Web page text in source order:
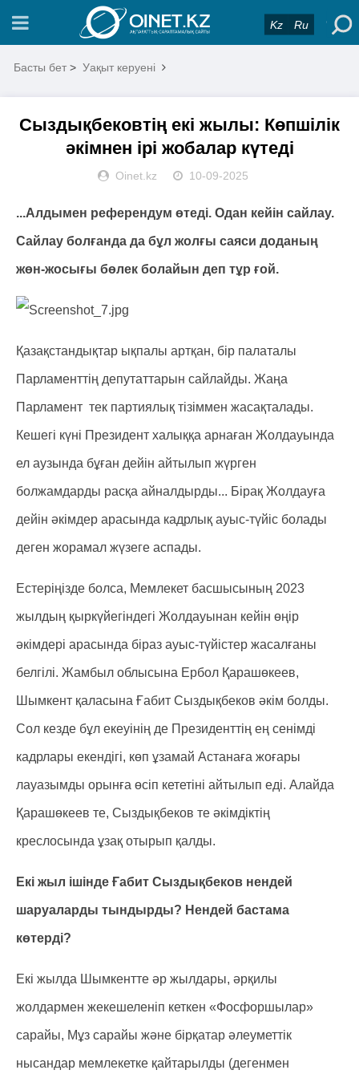
Kz Ru
Басты бет > Уақыт керуені
Сыздықбековтің екі жылы: Көпшілік
әкімнен ірі жобалар күтеді
Oinet.kz 10-09-2025
‍...Алдымен референдум өтеді. Одан кейін сайлау.
Сайлау болғанда да бұл жолғы саяси доданың
жөн-жосығы бөлек болайын деп тұр ғой.
Қазақстандықтар ықпалы артқан, бір палаталы
Парламенттің депутаттарын сайлайды. Жаңа
Парламент тек партиялық тізіммен жасақталады.
Кешегі күні Президент халыққа арнаған Жолдауында
ел аузында бұған дейін айтылып жүрген
болжамдарды расқа айналдырды... Бірақ Жолдауға
дейін әкімдер арасында кадрлық ауыс-түйіс болады
деген жорамал жүзеге аспады.
Естеріңізде болса, Мемлекет басшысының 2023
жылдың қыркүйегіндегі Жолдауынан кейін өңір
әкімдері арасында біраз ауыс-түйістер жасалғаны
белгілі. Жамбыл облысына Ербол Қарашөкеев,
Шымкент қаласына Ғабит Сыздықбеков әкім болды.
Сол кезде бұл екеуінің де Президенттің ең сенімді
кадрлары екендігі, көп ұзамай Астанаға жоғары
лауазымды орынға өсіп кететіні айтылып еді. Алайда
Қарашөкеев те, Сыздықбеков те әкімдіктің
креслосында ұзақ отырып қалды.
Екі жыл ішінде Ғабит Сыздықбеков нендей
шаруаларды тындырды? Нендей бастама
көтерді?
Екі жылда Шымкентте әр жылдары, әрқилы
жолдармен жекешеленіп кеткен «Фосфоршылар»
сарайы, Мұз сарайы және бірқатар әлеуметтік
нысандар мемлекетке қайтарылды (дегенмен